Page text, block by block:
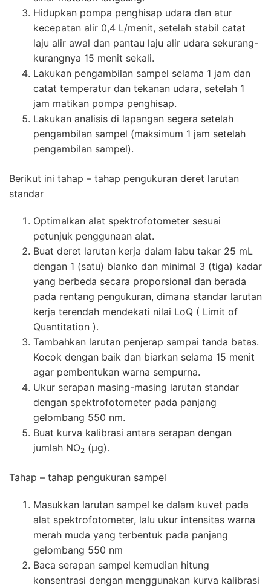
Hidupkan pompa penghisap udara dan atur
kecepatan alir 0,4 L/menit, setelah stabil catat
laju alir awal dan pantau laju alir udara sekurang-
kurangnya 15 menit sekali.
Lakukan pengambilan sampel selama 1 jam dan
catat temperatur dan tekanan udara, setelah 1
jam matikan pompa penghisap.
Lakukan analisis di lapangan segera setelah
pengambilan sampel (maksimum 1 jam setelah
pengambilan sampel).
Berikut ini tahap – tahap pengukuran deret larutan
standar
Optimalkan alat spektrofotometer sesuai
petunjuk penggunaan alat.
Buat deret larutan kerja dalam labu takar 25 mL
dengan 1 (satu) blanko dan minimal 3 (tiga) kadar
yang berbeda secara proporsional dan berada
pada rentang pengukuran, dimana standar larutan
kerja terendah mendekati nilai LoQ ( Limit of
Quantitation ).
Tambahkan larutan penjerap sampai tanda batas.
Kocok dengan baik dan biarkan selama 15 menit
agar pembentukan warna sempurna.
Ukur serapan masing-masing larutan standar
dengan spektrofotometer pada panjang
gelombang 550 nm.
Buat kurva kalibrasi antara serapan dengan
jumlah NO2 (µg).
Tahap – tahap pengukuran sampel
Masukkan larutan sampel ke dalam kuvet pada
alat spektrofotometer, lalu ukur intensitas warna
merah muda yang terbentuk pada panjang
gelombang 550 nm
Baca serapan sampel kemudian hitung
konsentrasi dengan menggunakan kurva kalibrasi